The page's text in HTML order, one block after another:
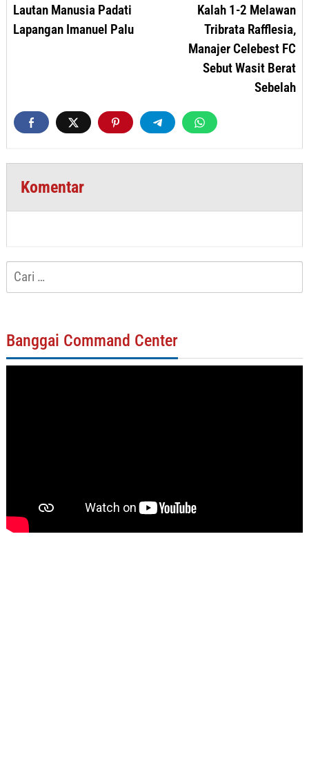
Lautan Manusia Padati
Lapangan Imanuel Palu
Kalah 1-2 Melawan
Tribrata Rafflesia,
Manajer Celebest FC
Sebut Wasit Berat
Sebelah
Komentar
Cari
untuk:
Banggai Command Center